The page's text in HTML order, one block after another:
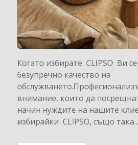
Когато избирате CLIPSO Ви
безупречно качество на
внимание, които да
начин нуждите на нашите
избирайки CLIPSO, също така...